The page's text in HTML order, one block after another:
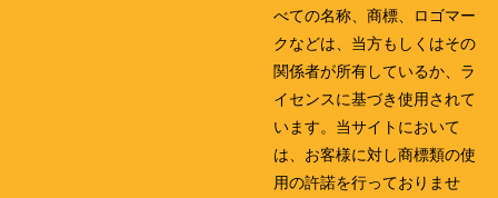
べての名称、商標、ロゴマー
クなどは、当方もしくはその
関係者が所有しているか、ラ
イセンスに基づき使用されて
います。当サイトにおいて
は、お客様に対し商標類の使
用の許諾を行っておりませ